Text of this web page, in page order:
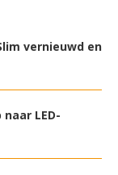
vernieuwd en
LED-